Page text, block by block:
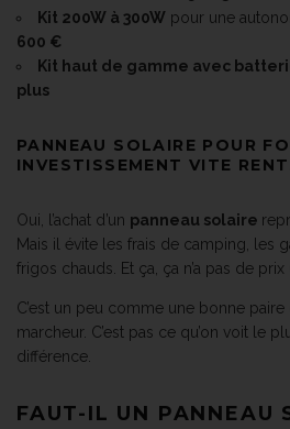
Kit 200W à 300W pour une
600 €
Kit haut de gamme avec
plus
PANNEAU SOLAIRE POUR
INVESTISSEMENT VITE
Oui, l’achat d’un panneau solaire
Mais il évite les frais de camping, les
frigos chauds. Et ça, ça n’a pas de prix
C’est un peu comme une bonne
marcheur. C’est pas ce qu’on voit le
différence.
FAUT-IL UN PANNEAU